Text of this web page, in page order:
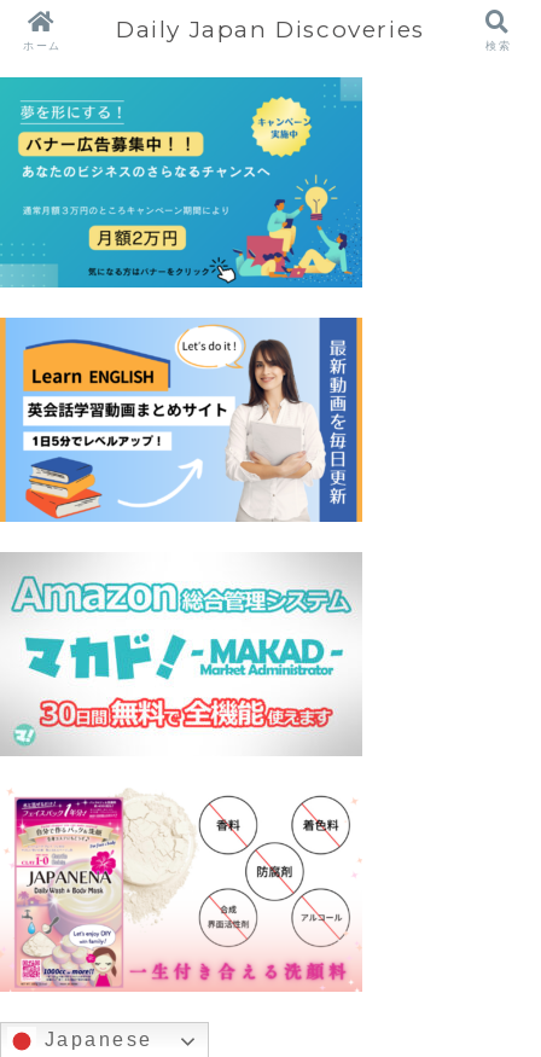
Japanese
ホーム
Daily Japan Discoveries
検索